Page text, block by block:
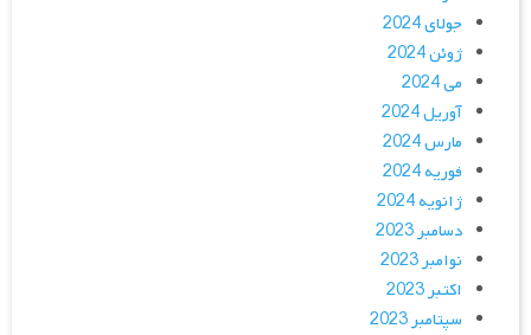
جولای 2024
ژوئن 2024
می 2024
آوریل 2024
مارس 2024
فوریه 2024
ژانویه 2024
دسامبر 2023
نوامبر 2023
اکتبر 2023
سپتامبر 2023